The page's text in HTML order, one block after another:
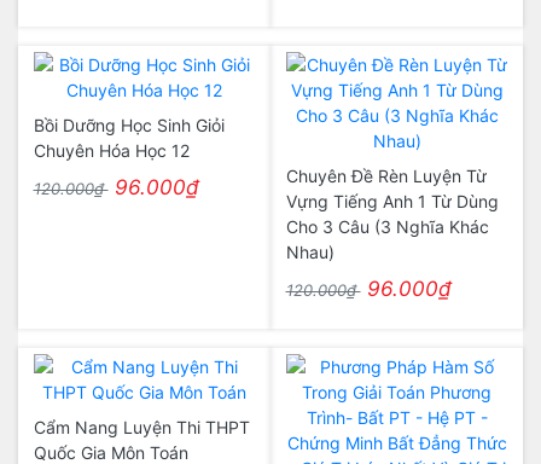
Bồi Dưỡng Học Sinh Giỏi
Chuyên Hóa Học 12
120.000₫ 96.000₫
Chuyên Đề Rèn Luyện Từ
Vựng Tiếng Anh 1 Từ Dùng
Cho 3 Câu (3 Nghĩa Khác
Nhau)
120.000₫ 96.000₫
Cẩm Nang Luyện Thi THPT
Quốc Gia Môn Toán